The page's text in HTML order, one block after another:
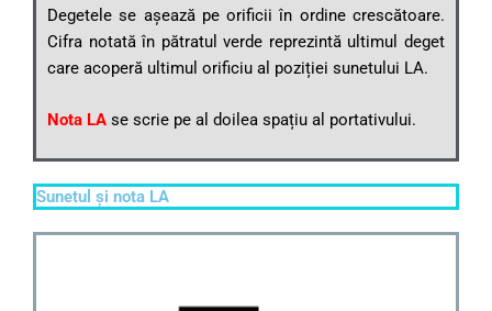
Degetele se așează pe orificii în ordine crescătoare.
Cifra notată în pătratul verde reprezintă ultimul deget
care acoperă ultimul orificiu al poziției sunetului LA.
Nota LA se scrie pe al doilea spațiu al portativului.
Sunetul și nota LA